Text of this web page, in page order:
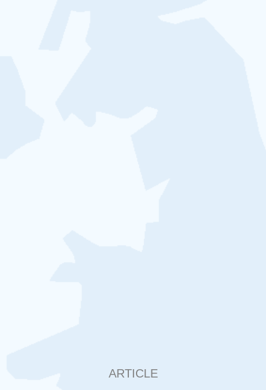
ARTICLE